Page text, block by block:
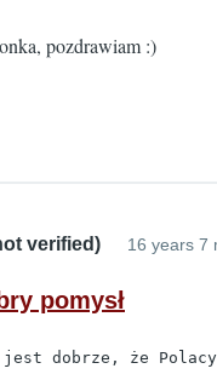
pozdrawiam :)
verified) 16 years 7
pomysł
jest dobrze, że